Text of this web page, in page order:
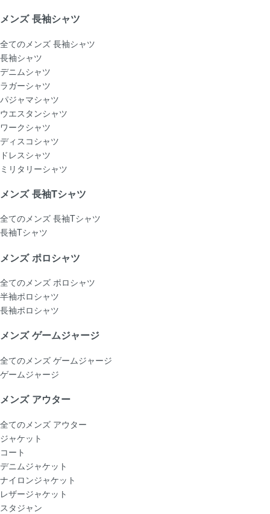
メンズ 長袖シャツ
全てのメンズ 長袖シャツ
長袖シャツ
デニムシャツ
ラガーシャツ
パジャマシャツ
ウエスタンシャツ
ワークシャツ
ディスコシャツ
ドレスシャツ
ミリタリーシャツ
メンズ 長袖Tシャツ
全てのメンズ 長袖Tシャツ
長袖Tシャツ
メンズ ポロシャツ
全てのメンズ ポロシャツ
半袖ポロシャツ
長袖ポロシャツ
メンズ ゲームジャージ
全てのメンズ ゲームジャージ
ゲームジャージ
メンズ アウター
全てのメンズ アウター
ジャケット
コート
デニムジャケット
ナイロンジャケット
レザージャケット
スタジャン